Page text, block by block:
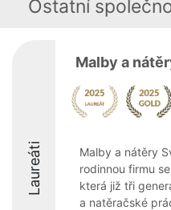
Ostatní
Laureáti
Malby a
Malby a nátěry
rodinnou firmu
která již tři
a natěračské